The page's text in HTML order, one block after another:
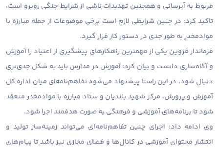
مربوط به آبرسانی و همچنین تهدیدات ناشی از شرایط جنگی روبرو است،
تاکید کرد: در چنین شرایطی لازم است برخی موضوعات از جمله مبارزه با
موادمخدر به طور جدی در دستور کار قرار گیرد.
فرماندار قزوین یکی از مهمترین راهکارهای پیشگیری از اعتیاد را آموزش
و آگاه‌سازی دانست و بیان کرد: آموزش در مدارس باید به شکل جدی‌تری
دنبال شود، در این راستا پیشنهاد می‌شود تفاهم‌نامه‌ای میان اداره کل
آموزش و پرورش، مرکز شهید بلندیان و ستاد مبارزه با موادمخدر منعقد
شود تا برنامه‌های آموزشی و فرهنگی به صورت هدفمند اجرا شود.
وی ادامه داد: اجرای چنین تفاهم‌نامه‌ای می‌تواند زمینه‌ساز تولید و
انتشار محتوای آموزشی در کانال‌ها و فضای مجازی نیز باشد تا پیام‌های